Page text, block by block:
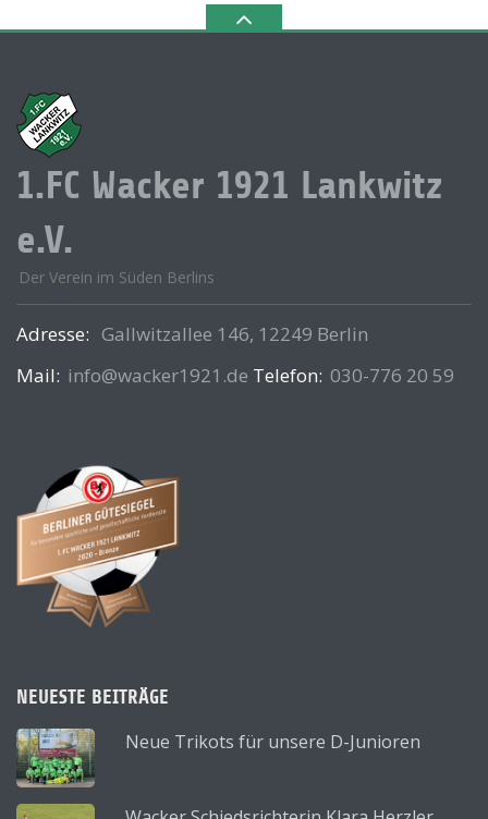
1.FC Wacker 1921 Lankwitz
e.V.
Der Verein im Süden Berlins
Adresse: Gallwitzallee 146, 12249 Berlin
Mail: info@wacker1921.de Telefon: 030-776 20 59
NEUESTE BEITRÄGE
Neue Trikots für unsere D-Junioren